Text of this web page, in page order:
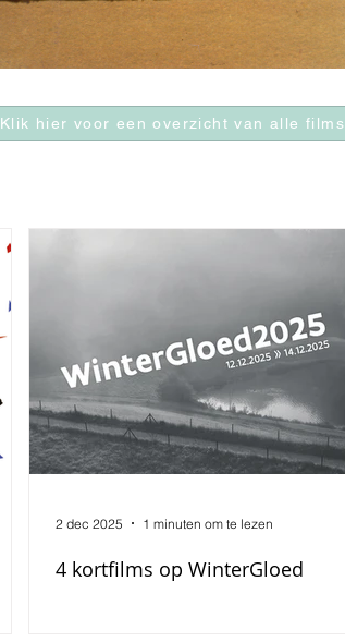
Klik hier voor een overzicht van alle films
4 kortfilms op WinterGloed
2 dec 2025 1 minuten om te lezen